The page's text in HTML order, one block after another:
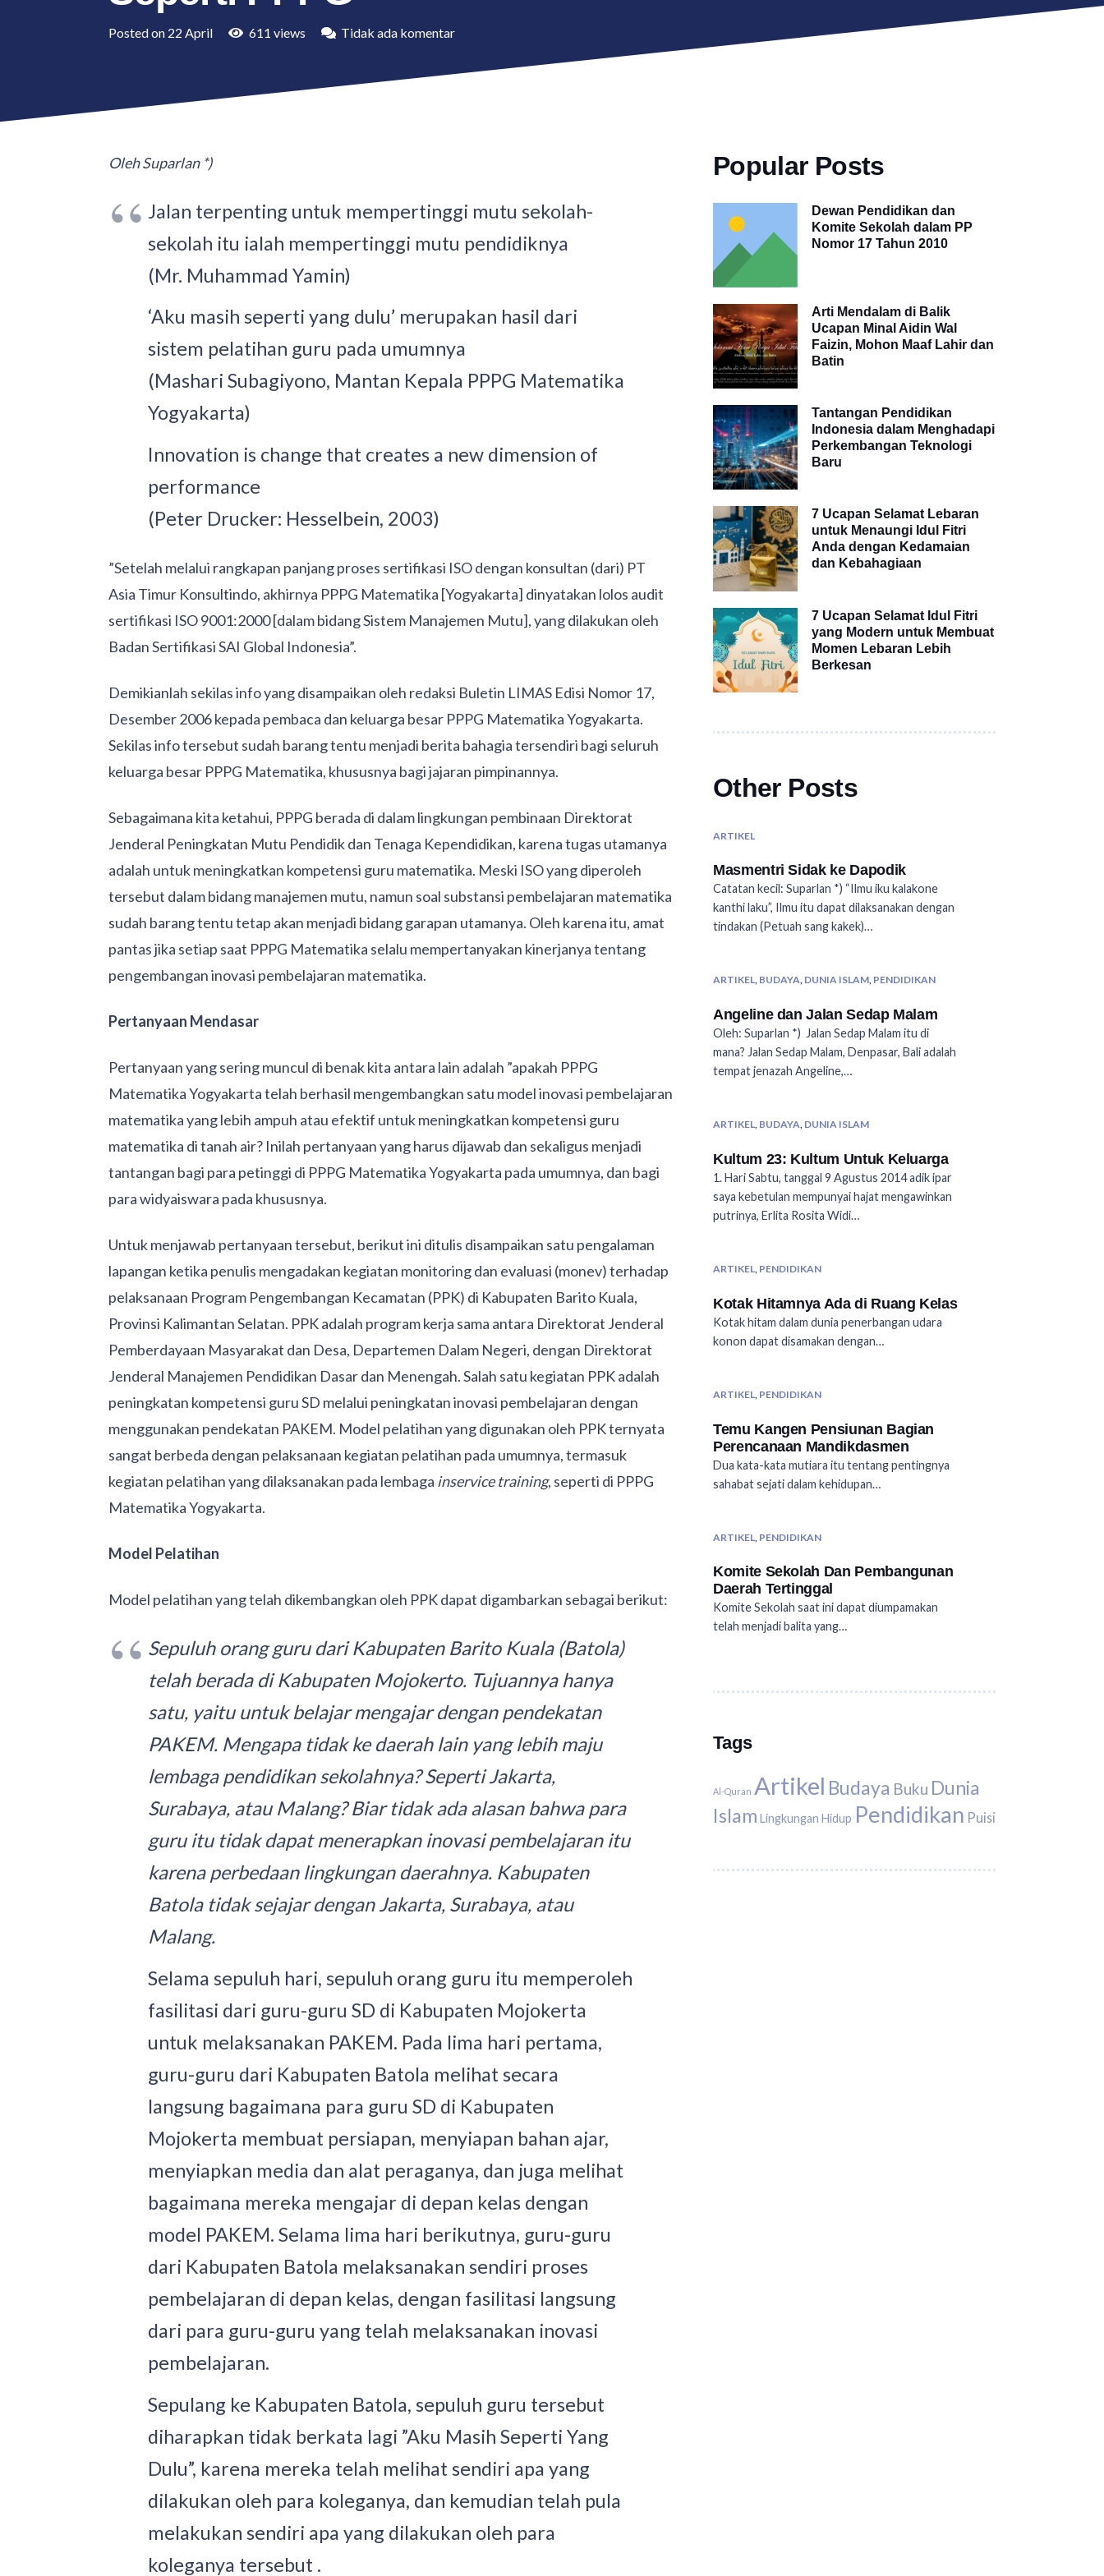
Posted on 22 April 611 views Tidak ada komentar
Oleh Suparlan *)
Jalan terpenting untuk mempertinggi mutu sekolah-
sekolah itu ialah mempertinggi mutu pendidiknya
(Mr. Muhammad Yamin)
‘Aku masih seperti yang dulu’ merupakan hasil dari
sistem pelatihan guru pada umumnya
(Mashari Subagiyono, Mantan Kepala PPPG Matematika
Yogyakarta)
Innovation is change that creates a new dimension of
performance
(Peter Drucker: Hesselbein, 2003)
”Setelah melalui rangkapan panjang proses sertifikasi ISO dengan konsultan (dari) PT
Asia Timur Konsultindo, akhirnya PPPG Matematika [Yogyakarta] dinyatakan lolos audit
sertifikasi ISO 9001:2000 [dalam bidang Sistem Manajemen Mutu], yang dilakukan oleh
Badan Sertifikasi SAI Global Indonesia”.
Demikianlah sekilas info yang disampaikan oleh redaksi Buletin LIMAS Edisi Nomor 17,
Desember 2006 kepada pembaca dan keluarga besar PPPG Matematika Yogyakarta.
Sekilas info tersebut sudah barang tentu menjadi berita bahagia tersendiri bagi seluruh
keluarga besar PPPG Matematika, khususnya bagi jajaran pimpinannya.
Sebagaimana kita ketahui, PPPG berada di dalam lingkungan pembinaan Direktorat
Jenderal Peningkatan Mutu Pendidik dan Tenaga Kependidikan, karena tugas utamanya
adalah untuk meningkatkan kompetensi guru matematika. Meski ISO yang diperoleh
tersebut dalam bidang manajemen mutu, namun soal substansi pembelajaran matematika
sudah barang tentu tetap akan menjadi bidang garapan utamanya. Oleh karena itu, amat
pantas jika setiap saat PPPG Matematika selalu mempertanyakan kinerjanya tentang
pengembangan inovasi pembelajaran matematika.
Pertanyaan Mendasar
Pertanyaan yang sering muncul di benak kita antara lain adalah ”apakah PPPG
Matematika Yogyakarta telah berhasil mengembangkan satu model inovasi pembelajaran
matematika yang lebih ampuh atau efektif untuk meningkatkan kompetensi guru
matematika di tanah air? Inilah pertanyaan yang harus dijawab dan sekaligus menjadi
tantangan bagi para petinggi di PPPG Matematika Yogyakarta pada umumnya, dan bagi
para widyaiswara pada khususnya.
Untuk menjawab pertanyaan tersebut, berikut ini ditulis disampaikan satu pengalaman
lapangan ketika penulis mengadakan kegiatan monitoring dan evaluasi (monev) terhadap
pelaksanaan Program Pengembangan Kecamatan (PPK) di Kabupaten Barito Kuala,
Provinsi Kalimantan Selatan. PPK adalah program kerja sama antara Direktorat Jenderal
Pemberdayaan Masyarakat dan Desa, Departemen Dalam Negeri, dengan Direktorat
Jenderal Manajemen Pendidikan Dasar dan Menengah. Salah satu kegiatan PPK adalah
peningkatan kompetensi guru SD melalui peningkatan inovasi pembelajaran dengan
menggunakan pendekatan PAKEM. Model pelatihan yang digunakan oleh PPK ternyata
sangat berbeda dengan pelaksanaan kegiatan pelatihan pada umumnya, termasuk
kegiatan pelatihan yang dilaksanakan pada lembaga inservice training, seperti di PPPG
Matematika Yogyakarta.
Model Pelatihan
Model pelatihan yang telah dikembangkan oleh PPK dapat digambarkan sebagai berikut:
Sepuluh orang guru dari Kabupaten Barito Kuala (Batola)
telah berada di Kabupaten Mojokerto. Tujuannya hanya
satu, yaitu untuk belajar mengajar dengan pendekatan
PAKEM. Mengapa tidak ke daerah lain yang lebih maju
lembaga pendidikan sekolahnya? Seperti Jakarta,
Surabaya, atau Malang? Biar tidak ada alasan bahwa para
guru itu tidak dapat menerapkan inovasi pembelajaran itu
karena perbedaan lingkungan daerahnya. Kabupaten
Batola tidak sejajar dengan Jakarta, Surabaya, atau
Malang.
Selama sepuluh hari, sepuluh orang guru itu memperoleh
fasilitasi dari guru-guru SD di Kabupaten Mojokerta
untuk melaksanakan PAKEM. Pada lima hari pertama,
guru-guru dari Kabupaten Batola melihat secara
langsung bagaimana para guru SD di Kabupaten
Mojokerta membuat persiapan, menyiapan bahan ajar,
menyiapkan media dan alat peraganya, dan juga melihat
bagaimana mereka mengajar di depan kelas dengan
model PAKEM. Selama lima hari berikutnya, guru-guru
dari Kabupaten Batola melaksanakan sendiri proses
pembelajaran di depan kelas, dengan fasilitasi langsung
dari para guru-guru yang telah melaksanakan inovasi
pembelajaran.
Sepulang ke Kabupaten Batola, sepuluh guru tersebut
diharapkan tidak berkata lagi ”Aku Masih Seperti Yang
Dulu”, karena mereka telah melihat sendiri apa yang
dilakukan oleh para koleganya, dan kemudian telah pula
melakukan sendiri apa yang dilakukan oleh para
koleganya tersebut .
Popular Posts
Dewan Pendidikan dan
Komite Sekolah dalam PP
Nomor 17 Tahun 2010
Arti Mendalam di Balik
Ucapan Minal Aidin Wal
Faizin, Mohon Maaf Lahir dan
Batin
Tantangan Pendidikan
Indonesia dalam Menghadapi
Perkembangan Teknologi
Baru
7 Ucapan Selamat Lebaran
untuk Menaungi Idul Fitri
Anda dengan Kedamaian
dan Kebahagiaan
7 Ucapan Selamat Idul Fitri
yang Modern untuk Membuat
Momen Lebaran Lebih
Berkesan
Other Posts
ARTIKEL
Masmentri Sidak ke Dapodik
Catatan kecil: Suparlan *) “Ilmu iku kalakone
kanthi laku”, Ilmu itu dapat dilaksanakan dengan
tindakan (Petuah sang kakek)…
ARTIKEL, BUDAYA, DUNIA ISLAM, PENDIDIKAN
Angeline dan Jalan Sedap Malam
Oleh: Suparlan *) Jalan Sedap Malam itu di
mana? Jalan Sedap Malam, Denpasar, Bali adalah
tempat jenazah Angeline,…
ARTIKEL, BUDAYA, DUNIA ISLAM
Kultum 23: Kultum Untuk Keluarga
1. Hari Sabtu, tanggal 9 Agustus 2014 adik ipar
saya kebetulan mempunyai hajat mengawinkan
putrinya, Erlita Rosita Widi…
ARTIKEL, PENDIDIKAN
Kotak Hitamnya Ada di Ruang Kelas
Kotak hitam dalam dunia penerbangan udara
konon dapat disamakan dengan…
ARTIKEL PENDIDIKAN
Temu Kangen Pensiunan Bagian
Perencanaan Mandikdasmen
Dua kata-kata mutiara itu tentang pentingnya
sahabat sejati dalam kehidupan…
ARTIKEL PENDIDIKAN
Komite Sekolah Dan Pembangunan
Daerah Tertinggal
Komite Sekolah saat ini dapat diumpamakan
telah menjadi balita yang…
Tags
Al-Quran Artikel Budaya Buku Dunia
Islam Lingkungan Hidup Pendidikan Puisi